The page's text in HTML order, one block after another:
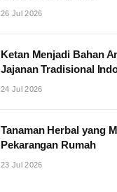
26 Jul 2026
Ketan Menjadi Bahan
Jajanan Tradisional
24 Jul 2026
Tanaman Herbal yang
Pekarangan Rumah
23 Jul 2026